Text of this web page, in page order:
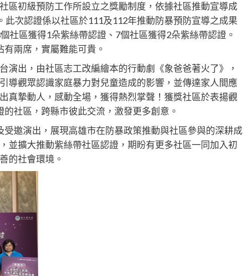
區初級預防工作所設立之獎勵制度，依據社區推動宣導成
次認證係以社區於111及112年推動防暴預防宣導之成果
社區獲得1朵紫絲帶認證、7個社區獲得2朵紫絲帶認證。
兩席，實屬難能可貴。
演出，由社區志工改編繪本的行動劇《象爸爸著火了》，
導觀眾認識家庭暴力對兒童造成的影響，並傳達家人間應
真摯動人，感動全場，獲得熱烈掌聲！獲獎社區於表揚觀
社區，跨縣市彼此交流，激發更多創意。
邀演出，展現高雄市在防暴政策推動與社區參與的深耕成
並擴大推動紫絲帶社區認證，期盼有更多社區一同加入初
的社會環境。